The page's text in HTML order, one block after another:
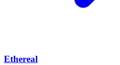
Ethereal